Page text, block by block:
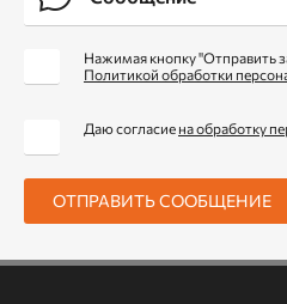
Нажимая кнопку "Отправить
Политикой обработки
Даю согласие на обработку
ОТПРАВИТЬ СООБЩЕНИЕ